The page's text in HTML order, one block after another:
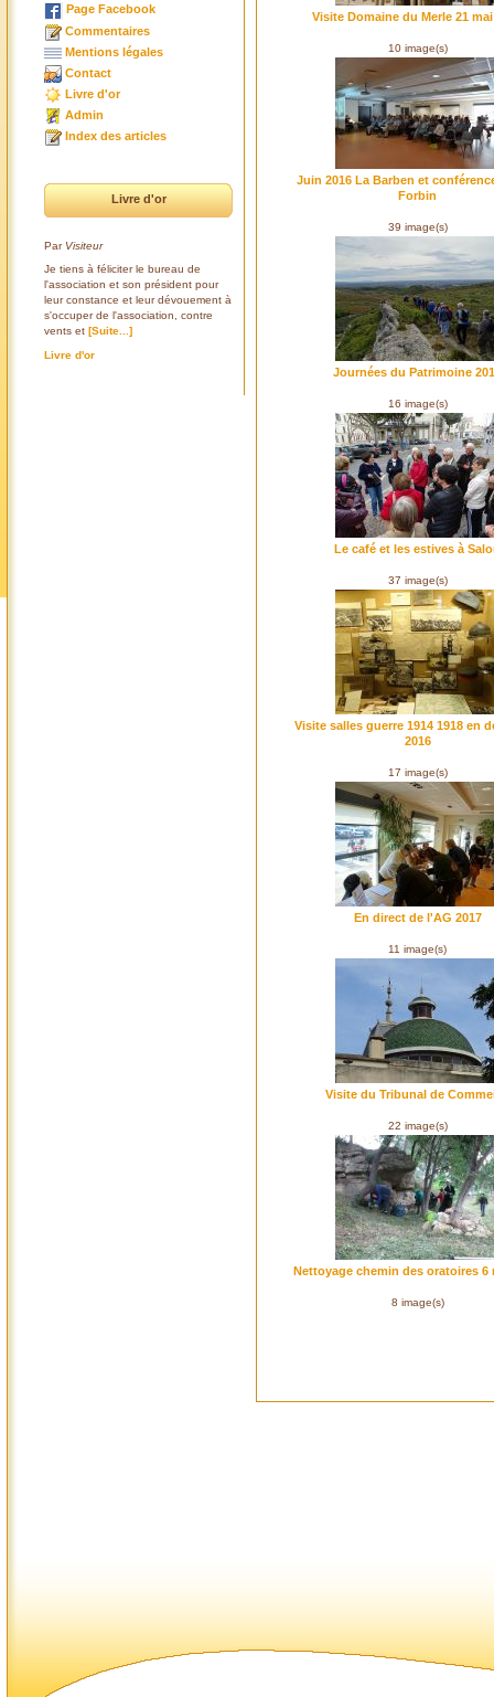
Page Facebook
Commentaires
Mentions légales
Contact
Livre d'or
Admin
Index des articles
Livre d'or
Par Visiteur
Je tiens à féliciter le bureau de
l'association et son président pour
leur constance et leur dévouement à
s'occuper de l'association, contre
vents et [Suite...]
Livre d'or
Visite Domaine du Merle 21 mai
10 image(s)
Juin 2016 La Barben et
Forbin
39 image(s)
Journées du Patrimoine
16 image(s)
Le café et les estives à
37 image(s)
Visite salles guerre 1914 1918 en
2016
17 image(s)
En direct de l'AG 2017
11 image(s)
Visite du Tribunal de
22 image(s)
Nettoyage chemin des oratoires 6
8 image(s)